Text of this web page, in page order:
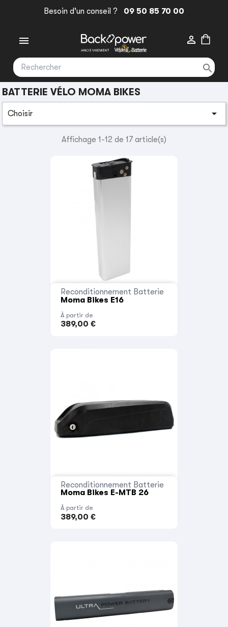
Besoin d'un conseil ? 09 50 85 70 00
 

BATTERIE VÉLO MOMA BIKES
Choisir 
Affichage 1-12 de 17 article(s)
Reconditionnement Batterie
Moma Bikes E16
À partir de
389,00 €
Reconditionnement Batterie
Moma Bikes E-MTB 26
À partir de
389,00 €